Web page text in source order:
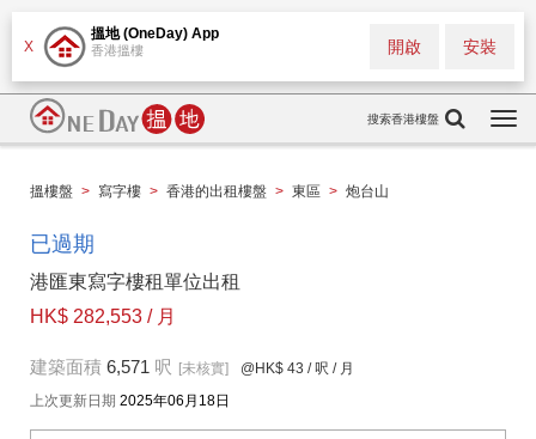
X
搵地 (OneDay) App
香港搵樓 安裝
開啟
搜索香港樓盤
搵樓盤 > 寫字樓 > 香港的出租樓盤 > 東區 > 炮台山
已過期
港匯東寫字樓租單位出租
HK$ 282,553 / 月
建築面積 6,571 呎 [未核實] @HK$ 43 / 呎 / 月
上次更新日期 2025年06月18日